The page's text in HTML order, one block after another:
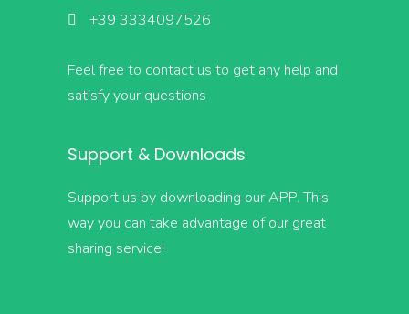
+39 3334097526
Feel free to contact us to get any help and
satisfy your questions
Support & Downloads
Support us by downloading our APP. This
way you can take advantage of our great
sharing service!